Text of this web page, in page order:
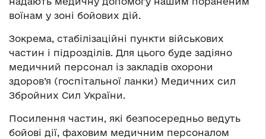
воїнам у зоні бойових дій.
Зокрема, стабілізаційні пункти військових
частин і підрозділів. Для цього буде задіяно
медичний персонал із закладів охорони
здоров’я (госпітальної ланки) Медичних сил
Збройних Сил України.
Посилення частин, які безпосередньо ведуть
бойові дії, фаховим медичним персоналом